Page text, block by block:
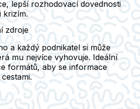
, lepší rozhodovací dovednosti
krizím.
zdroje
a každý podnikatel si může
mu nejvíce vyhovuje. Ideální
formátů, aby se informace